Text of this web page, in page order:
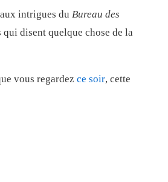
aux intrigues du Bureau des
disent quelque chose de la
vous regardez ce soir, cette